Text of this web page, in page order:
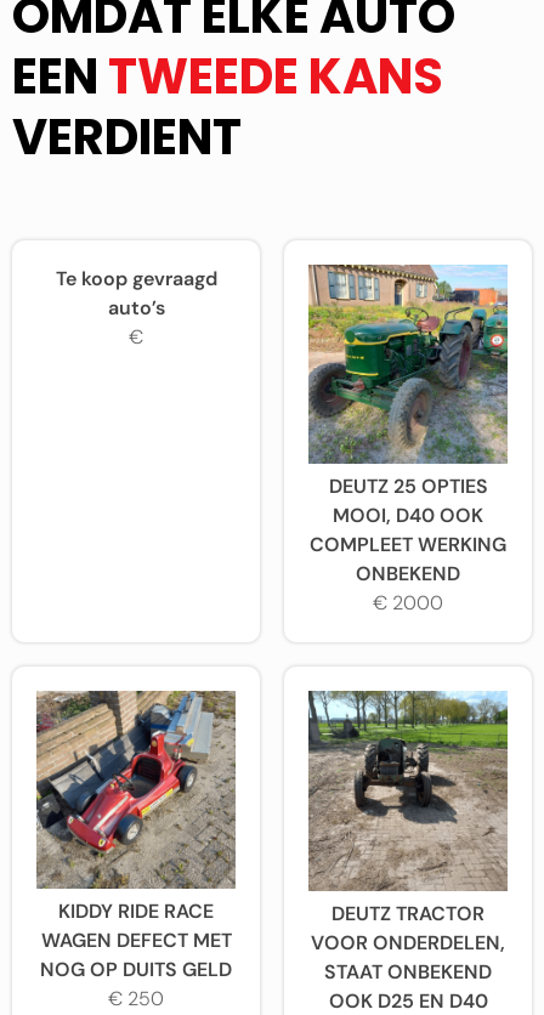
OMDAT ELKE AUTO
EENTWEEDE KANS
VERDIENT
Te koop gevraagd
auto’s
€
DEUTZ 25 OPTIES
MOOI, D40 OOK
COMPLEET WERKING
ONBEKEND
€ 2000
KIDDY RIDE RACE
WAGEN DEFECT MET
NOG OP DUITS GELD
€ 250
DEUTZ TRACTOR
VOOR ONDERDELEN,
STAAT ONBEKEND
OOK D25 EN D40